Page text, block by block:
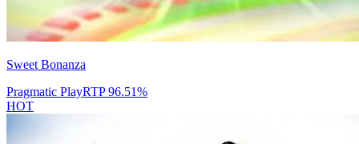
Sweet Bonanza
Pragmatic PlayRTP96.51%
HOT